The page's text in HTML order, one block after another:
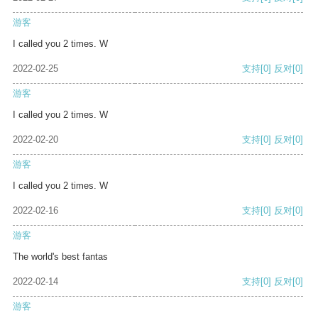
游客
I called you 2 times. W
2022-02-25 支持[0] 反对[0]
游客
I called you 2 times. W
2022-02-20 支持[0] 反对[0]
游客
I called you 2 times. W
2022-02-16 支持[0] 反对[0]
游客
The world's best fantas
2022-02-14 支持[0] 反对[0]
游客